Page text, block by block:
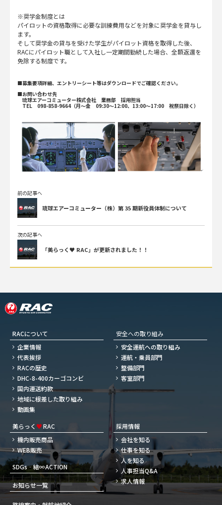
※奨学金制度とは
パイロットの資格取得に必要な訓練費用などを対象に奨学金を貸与し
ます。
そして奨学金の貸与を受けた学生がパイロット資格を取得した後、
RACにパイロット職として入社し一定期間勤続した場合、全額返還を
免除する制度です。
■募集要項詳細、エントリーシート等はダウンロードでご確認ください。
■お問い合わせ先
琉球エアーコミューター株式会社 業務部 採用担当
TEL 098-858-9664（月～金 09:30～12:00、13:00～17:00 祝祭日除く）
前の記事へ
琉球エアーコミューター（株）第 35 期新役員体制について
次の記事へ
「美らっく♥ RAC」が更新されました！！
RACについて
企業情報
代表挨拶
RACの歴史
DHC-8-400カーゴコンビ
国内運送約款
地域に根差した取り組み
動画集
安全への取り組み
安全運航への取り組み
運航・乗員部門
整備部門
客室部門
美らっく ♥RAC
機内販売商品
WEB販売
SDGs‐結∞ACTION
お知らせ一覧
採用情報
会社を知る
仕事を知る
人を知る
人事担当Q&A
求人情報